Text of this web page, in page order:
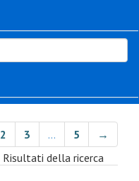
2 3 … 5
→
Risultati della ricerca